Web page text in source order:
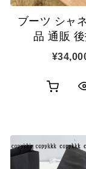
ブーツ シャ
品 通販
¥